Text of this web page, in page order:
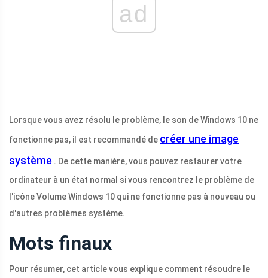
ad
Lorsque vous avez résolu le problème, le son de Windows 10 ne
fonctionne pas, il est recommandé de créer une image
système . De cette manière, vous pouvez restaurer votre
ordinateur à un état normal si vous rencontrez le problème de
l'icône Volume Windows 10 qui ne fonctionne pas à nouveau ou
d'autres problèmes système.
Mots finaux
Pour résumer, cet article vous explique comment résoudre le